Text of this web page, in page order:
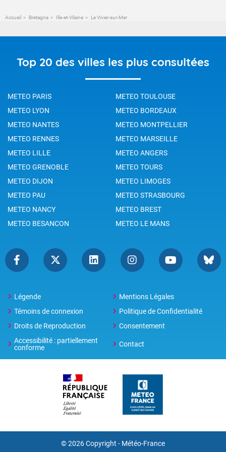
Accueil Bretagne Ille-et-Vilaine Le Vivier-sur-Mer
Top 20 des villes les plus consultées
METEO PARIS
METEO TOULOUSE
METEO LYON
METEO BORDEAUX
METEO NANTES
METEO MONTPELLIER
METEO RENNES
METEO MARSEILLE
METEO LILLE
METEO ANGERS
METEO GRENOBLE
METEO TOURS
METEO DIJON
METEO LIMOGES
METEO PAU
METEO STRASBOURG
METEO NANCY
METEO BREST
METEO BESANCON
METEO LE MANS
Légende
Mentions Légales
Témoins de connexion
Politique de Confidentialité
Droits de Reproduction
Consentement
Accessibilité : partiellement
conforme
Contact
© 2026 Copyright - Météo-France